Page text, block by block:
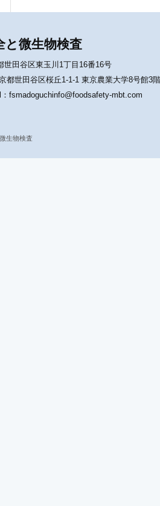
と微生物検査
田谷区東玉川1丁目16番16号
都世田谷区桜丘1-1-1 東京農業大学8号館3
fsmadoguchinfo@foodsafety-mbt.com
生物検査